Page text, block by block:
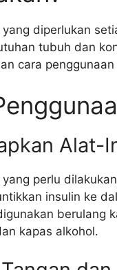
yang diperlukan
tubuh dan
cara
Alat-
perlu
insulin ke
berulang
kapas alkohol.